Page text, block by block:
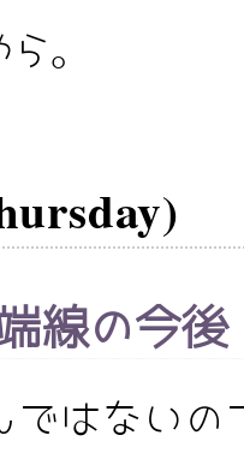
。
線の今後
はないの